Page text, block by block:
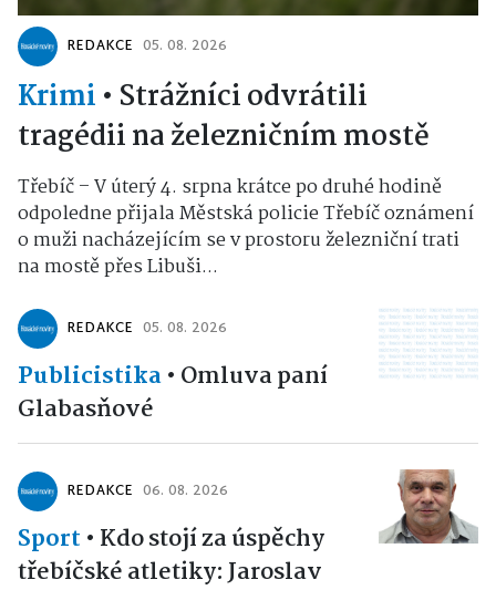
REDAKCE 05. 08. 2026
Krimi • Strážníci odvrátili
tragédii na železničním mostě
Třebíč – V úterý 4. srpna krátce po druhé hodině
odpoledne přijala Městská policie Třebíč oznámení
o muži nacházejícím se v prostoru železniční trati
na mostě přes Libuši...
REDAKCE 05. 08. 2026
Publicistika• Omluva paní
Glabasňové
REDAKCE 06. 08. 2026
Sport • Kdo stojí za úspěchy
třebíčské atletiky: Jaroslav